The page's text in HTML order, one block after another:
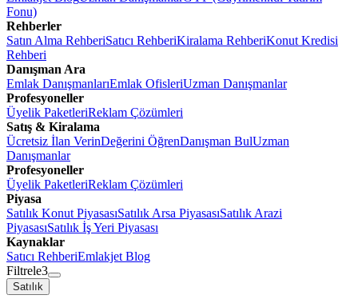
Fonu)
Rehberler
Satın Alma RehberiSatıcı RehberiKiralama RehberiKonut Kredisi
Rehberi
Danışman Ara
Emlak DanışmanlarıEmlak OfisleriUzman Danışmanlar
Profesyoneller
Üyelik PaketleriReklam Çözümleri
Satış & Kiralama
Ücretsiz İlan VerinDeğerini ÖğrenDanışman BulUzman
Danışmanlar
Profesyoneller
Üyelik PaketleriReklam Çözümleri
Piyasa
Satılık Konut PiyasasıSatılık Arsa PiyasasıSatılık Arazi
PiyasasıSatılık İş Yeri Piyasası
Kaynaklar
Satıcı RehberiEmlakjet Blog
Filtrele3
Satılık